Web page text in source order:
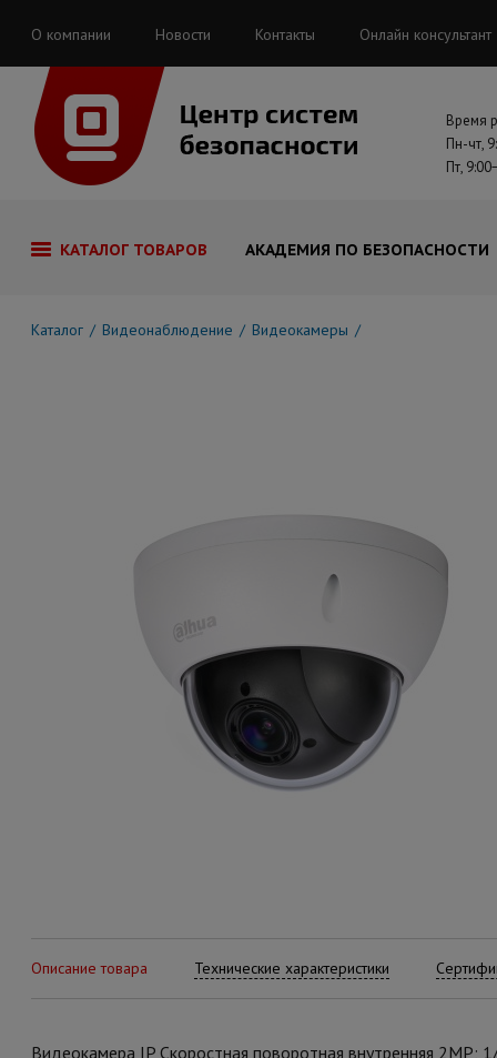
О компании Новости Контакты Онлайн консультант
Время
Пн-чт,
Пт,
КАТАЛОГ ТОВАРОВ АКАДЕМИЯ ПО БЕЗОПАСНОСТИ
Каталог Видеонаблюдение Видеокамеры
Описание товара Технические характеристики
Видеокамера IP Скоростная поворотная внутренняя 2MP;